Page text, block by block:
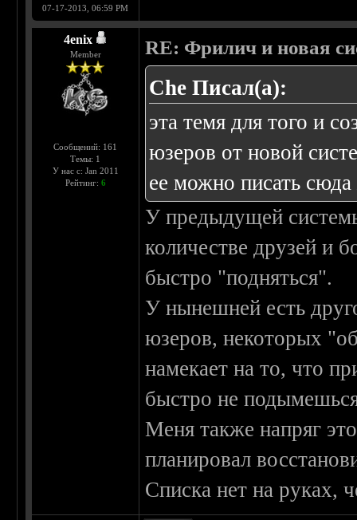
07-17-2013, 06:59 PM
4enix
Member
Сообщений: 161
Темы: 1
У нас с: Jan 2011
Рейтинг: 6
RE: Фрилич и новая
Che Писал(а):
эта темя для того и
юзеров от новой
ее можно писать
У предыдущей
количестве друзей и
быстро "подняться".
У нынешней есть
юзеров, некоторых
намекает на то, что
быстро не
Меня также напряг
планировал
Списка нет на руках,